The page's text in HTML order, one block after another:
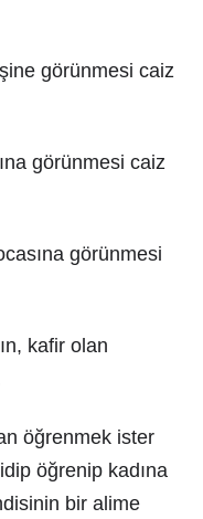
görünmesi caiz
görünmesi caiz
görünmesi
kafir olan
öğrenmek ister
öğrenip kadına
bir alime